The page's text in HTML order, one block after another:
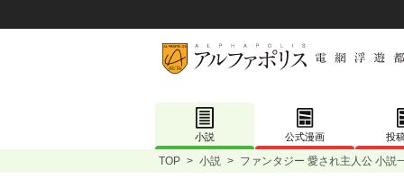
小説 公式漫画 投
TOP > 小説 > ファンタジー 愛され主人公 小説